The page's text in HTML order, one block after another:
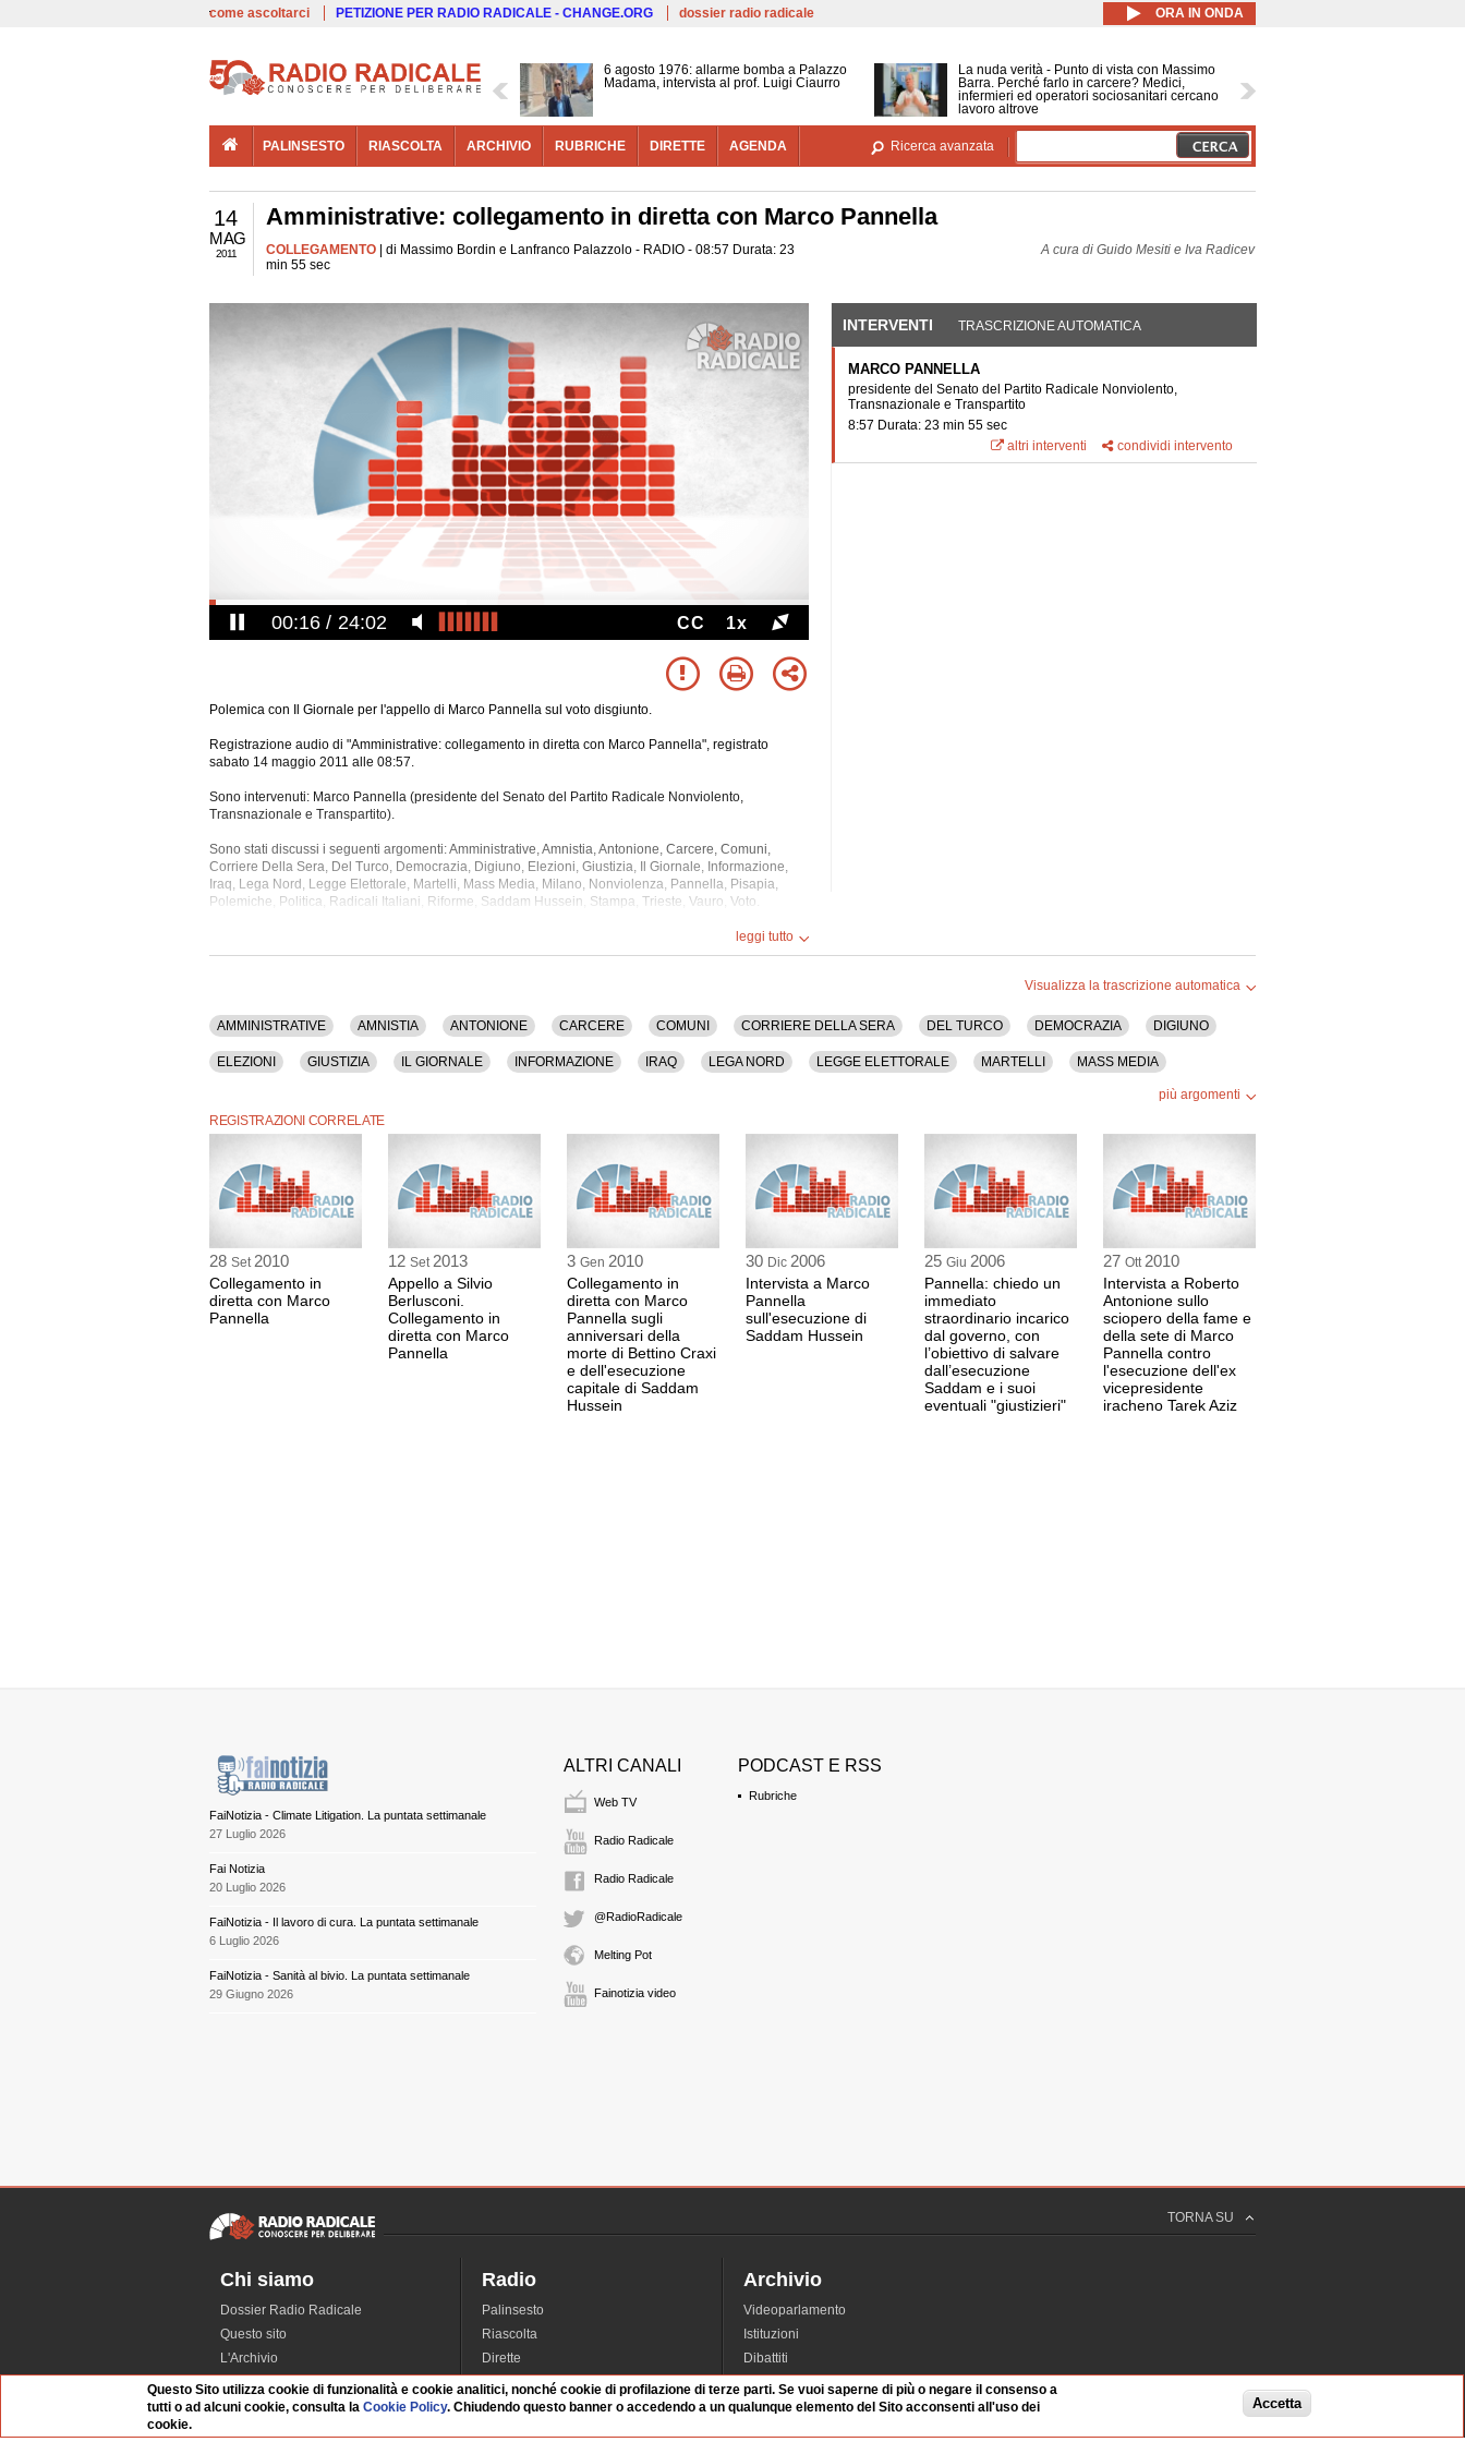
Salta al contenuto principale
come ascoltarci PETIZIONE PER RADIO RADICALE - CHANGE.ORG dossier radio radicale ORA IN ONDA
6 agosto 1976: allarme bomba a Palazzo
Madama, intervista al prof. Luigi Ciaurro
La nuda verità - Punto di vista con Massimo
Barra. Perché farlo in carcere? Medici,
infermieri ed operatori sociosanitari cercano
lavoro altrove
PALINSESTO RIASCOLTA ARCHIVIO RUBRICHE DIRETTE AGENDA Ricerca avanzata
14
MAG
2011
Amministrative: collegamento in diretta con Marco Pannella
COLLEGAMENTO | di Massimo Bordin e Lanfranco Palazzolo - RADIO - 08:57 Durata: 23
min 55 sec
A cura di Guido Mesiti e Iva Radicev
00:16 24:02 CC 1x
Polemica con Il Giornale per l'appello di Marco Pannella sul voto disgiunto.
Registrazione audio di "Amministrative: collegamento in diretta con Marco Pannella", registrato
sabato 14 maggio 2011 alle 08:57.
Sono intervenuti: Marco Pannella (presidente del Senato del Partito Radicale Nonviolento,
Transnazionale e Transpartito).
Sono stati discussi i seguenti argomenti: Amministrative, Amnistia, Antonione, Carcere, Comuni,
Corriere Della Sera, Del Turco, Democrazia, Digiuno, Elezioni, Giustizia, Il Giornale, Informazione,
Iraq, Lega Nord, Legge Elettorale, Martelli, Mass Media, Milano, Nonviolenza, Pannella, Pisapia,
Polemiche, Politica, Radicali Italiani, Riforme, Saddam Hussein, Stampa, Trieste, Vauro, Voto.
leggi tutto
INTERVENTI (SCHEDA ATTIVA)
TRASCRIZIONE AUTOMATICA
MARCO PANNELLA
presidente del Senato del Partito Radicale Nonviolento,
Transnazionale e Transpartito
8:57 Durata: 23 min 55 sec
altri interventi
condividi intervento
Visualizza la trascrizione automatica
AMMINISTRATIVE AMNISTIA ANTONIONE CARCERE COMUNI CORRIERE DELLA SERA DEL TURCO DEMOCRAZIA DIGIUNO
ELEZIONI GIUSTIZIA IL GIORNALE INFORMAZIONE IRAQ LEGA NORD LEGGE ELETTORALE MARTELLI MASS MEDIA
SADDAM HUSSEIN
STAMPA TRIESTE VAURO VOTO
più argomenti
REGISTRAZIONI CORRELATE
28 Set 2010
Collegamento in
diretta con Marco
Pannella
12 Set 2013
Appello a Silvio
Berlusconi.
Collegamento in
diretta con Marco
Pannella
3 Gen 2010
Collegamento in
diretta con Marco
Pannella sugli
anniversari della
morte di Bettino Craxi
e dell'esecuzione
capitale di Saddam
Hussein
30 Dic 2006
Intervista a Marco
Pannella
sull'esecuzione di
Saddam Hussein
25 Giu 2006
Pannella: chiedo un
immediato
straordinario incarico
dal governo, con
l’obiettivo di salvare
dall’esecuzione
Saddam e i suoi
eventuali "giustizieri"
27 Ott 2010
Intervista a Roberto
Antonione sullo
sciopero della fame e
della sete di Marco
Pannella contro
l'esecuzione dell'ex
vicepresidente
iracheno Tarek Aziz
FaiNotizia - Climate Litigation. La puntata settimanale
27 Luglio 2026
Fai Notizia
20 Luglio 2026
FaiNotizia - Il lavoro di cura. La puntata settimanale
6 Luglio 2026
FaiNotizia - Sanità al bivio. La puntata settimanale
29 Giugno 2026
ALTRI CANALI
Web TV
Radio Radicale
Radio Radicale
@RadioRadicale
Melting Pot
Fainotizia video
PODCAST E RSS
Rubriche
TORNA SU
Chi siamo
Dossier Radio Radicale
Questo sito
L'Archivio
Redazione
La musica da Requiem
Radio
Palinsesto
Riascolta
Dirette
Rubriche
Interviste
Archivio
Videoparlamento
Istituzioni
Dibattiti
Manifestazioni
Radicali
Questo Sito utilizza cookie di funzionalità e cookie analitici, nonché cookie di profilazione di terze parti. Se vuoi saperne di più o negare il consenso a
tutti o ad alcuni cookie, consulta laCookie Policy. Chiudendo questo banner o accedendo a un qualunque elemento del Sito acconsenti all'uso dei
cookie.
Accetta